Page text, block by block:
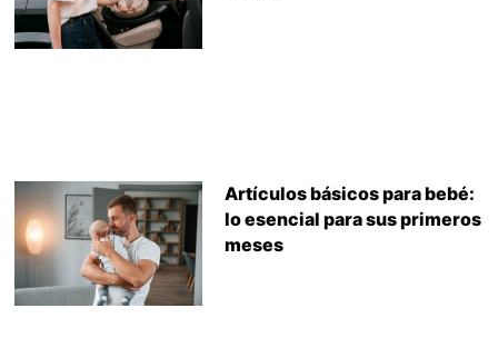
Artículos básicos para bebé:
lo esencial para sus primeros
meses